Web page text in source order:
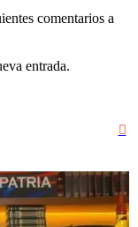
comentarios a
entrada.